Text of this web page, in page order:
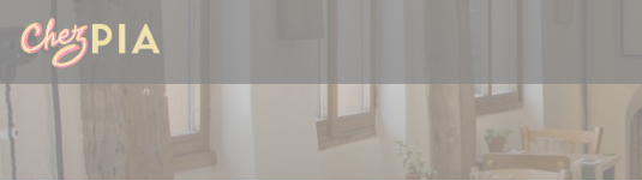
クッキー利用の管理について